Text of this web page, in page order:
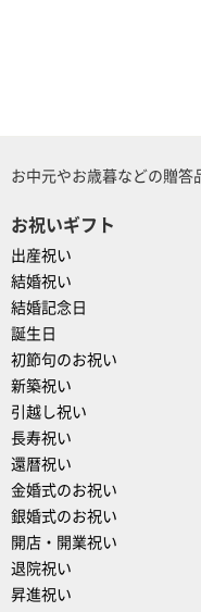
お中元やお歳暮などの贈答
お祝いギフト
出産祝い
結婚祝い
結婚記念日
誕生日
初節句のお祝い
新築祝い
引越し祝い
長寿祝い
還暦祝い
金婚式のお祝い
銀婚式のお祝い
開店・開業祝い
退院祝い
昇進祝い